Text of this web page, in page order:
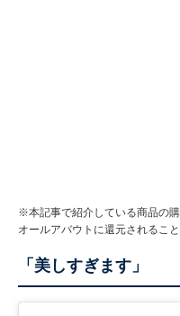
※本記事で紹介している商品の
オールアバウトに還元されること
「美しすぎます」